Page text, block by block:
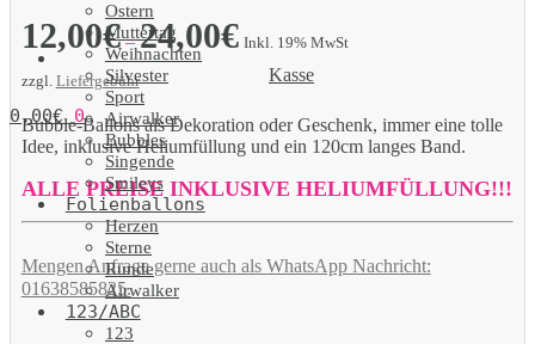
Kasse
0,00€ 0
Ostern
Muttertag
Weihnachten
Silvester
Sport
Airwalker
Bubbles
Singende
Smileys
Folienballons
Herzen
Sterne
Runde
Airwalker
123/ABC
123
12,00€–24,00€ Inkl. 19% MwSt
zzgl. Liefergebühr
Bubble-Ballons als Dekoration oder Geschenk, immer eine tolle
Idee, inklusive Heliumfüllung und ein 120cm langes Band.
ALLE PREISE INKLUSIVE HELIUMFÜLLUNG!!!
Mengen Anfrage gerne auch als WhatsApp Nachricht:
01638585825.